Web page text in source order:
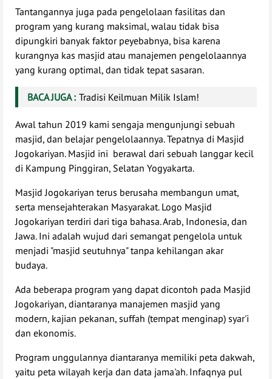
Tantangannya juga pada pengelolaan fasilitas dan
program yang kurang maksimal, walau tidak bisa
dipungkiri banyak faktor peyebabnya, bisa karena
kurangnya kas masjid atau manajemen pengelolaannya
yang kurang optimal, dan tidak tepat sasaran.
BACA JUGA : Tradisi Keilmuan Milik Islam!
Awal tahun 2019 kami sengaja mengunjungi sebuah
masjid, dan belajar pengelolaannya. Tepatnya di Masjid
Jogokariyan. Masjid ini berawal dari sebuah langgar kecil
di Kampung Pinggiran, Selatan Yogyakarta.
Masjid Jogokariyan terus berusaha membangun umat,
serta mensejahterakan Masyarakat. Logo Masjid
Jogokariyan terdiri dari tiga bahasa. Arab, Indonesia, dan
Jawa. Ini adalah wujud dari semangat pengelola untuk
menjadi "masjid seutuhnya" tanpa kehilangan akar
budaya.
Ada beberapa program yang dapat dicontoh pada Masjid
Jogokariyan, diantaranya manajemen masjid yang
modern, kajian pekanan, suffah (tempat menginap) syar'i
dan ekonomis.
Program unggulannya diantaranya memiliki peta dakwah,
yaitu peta wilayah kerja dan data jama'ah. Infaqnya pul